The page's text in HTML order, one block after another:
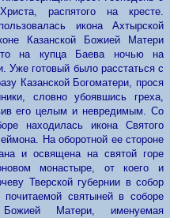
распятого на кресте.
икона Ахтырской
Казанской Божией Матери
то на купца Баева ночью на
Уже готовый было расстаться с
Казанской Богоматери, прося
словно убоявшись греха,
его целым и невредимым. Со
находилась икона Святого
На оборотной ее стороне
и освящена на святой горе
монастыре, от коего и
Тверской губернии в собор
святыней в соборе
Матери, именуемая